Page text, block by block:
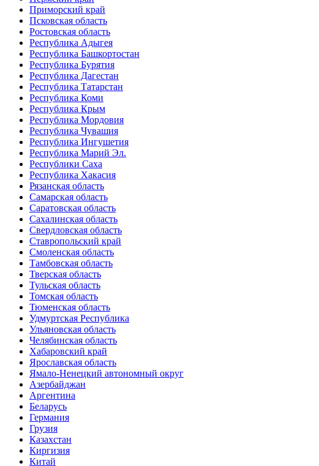
Приморский край
Псковская область
Ростовская область
Республика Адыгея
Республика Башкортостан
Республика Бурятия
Республика Дагестан
Республика Татарстан
Республика Коми
Республика Крым
Республика Мордовия
Республика Чувашия
Республика Ингушетия
Республика Марий Эл.
Республики Саха
Республика Хакасия
Рязанская область
Самарская область
Саратовская область
Сахалинская область
Свердловская область
Ставропольский край
Смоленская область
Тамбовская область
Тверская область
Тульская область
Томская область
Тюменская область
Удмуртская Республика
Ульяновская область
Челябинская область
Хабаровский край
Ярославская область
Ямало-Ненецкий автономный округ
Азербайджан
Аргентина
Беларусь
Германия
Грузия
Казахстан
Киргизия
Китай